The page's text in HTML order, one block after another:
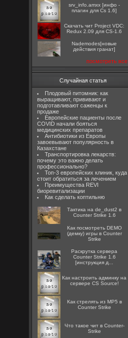
srv_info.amxx [инфо -
плагин для Cs 1.6]
Скачать чит Project VDC:
Redux 2.09 для CS-1.6
Nademodes[новые
действия гранат]
посмотреть все
Случайная статья
Плодовый питомник: как
выращивают, прививают и
подготавливают саженцы к
продаже
Европейские пациенты после
COVID начали бояться
медицинских препаратов
Антибиотики из Европы
завоевывают популярность в
Казахстане
Транспортировка лекарств:
почему это важно делать
профессионально?
Топ-3 европейских клиник, куда
стоит обратиться за лечением
Преимущества REVI
биоревитализации
Как сделать коптильню
Тактика на de_dust2 в
Counter Strike 1.6
Как посмотреть DEMO
(демку) игры в Counter
Strike
Раскрутка сервера
Counter Strike 1.6
[инструкция д...
Как настроить админку на
сервере CS Source!
Как стрелять из MP5 в
Counter Strike
Что такое чит в Counter-
Strike